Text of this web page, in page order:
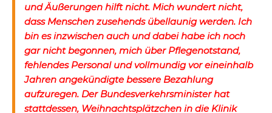
und Äußerungen hilft nicht. Mich wundert nicht,
dass Menschen zusehends übellaunig werden. Ich
bin es inzwischen auch und dabei habe ich noch
gar nicht begonnen, mich über Pflegenotstand,
fehlendes Personal und vollmundig vor eineinhalb
Jahren angekündigte bessere Bezahlung
aufzuregen. Der Bundesverkehrsminister hat
stattdessen, Weihnachtsplätzchen in die Klinik